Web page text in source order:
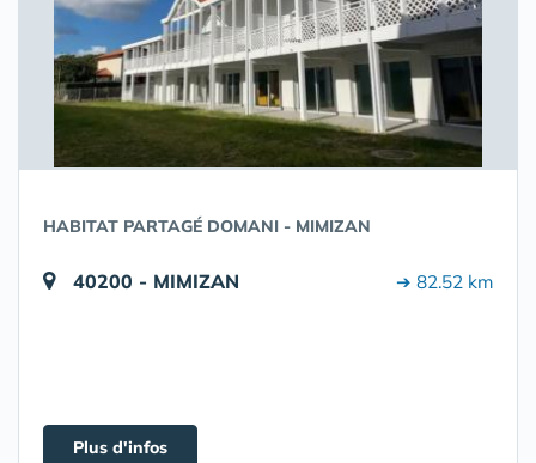
HABITAT PARTAGÉ DOMANI - MIMIZAN
40200 - MIMIZAN ➔ 82.52 km
Plus d'infos